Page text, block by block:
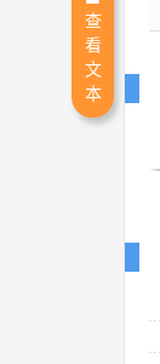
查
看
文
本